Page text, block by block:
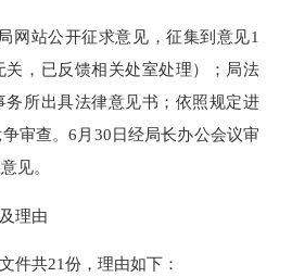
网站公开征求意见，征集到意见1
，已反馈相关处室处理）；局法
所出具法律意见书；依照规定进
审查。6月30日经局长办公会议审
见。
理由
件共21份，理由如下：